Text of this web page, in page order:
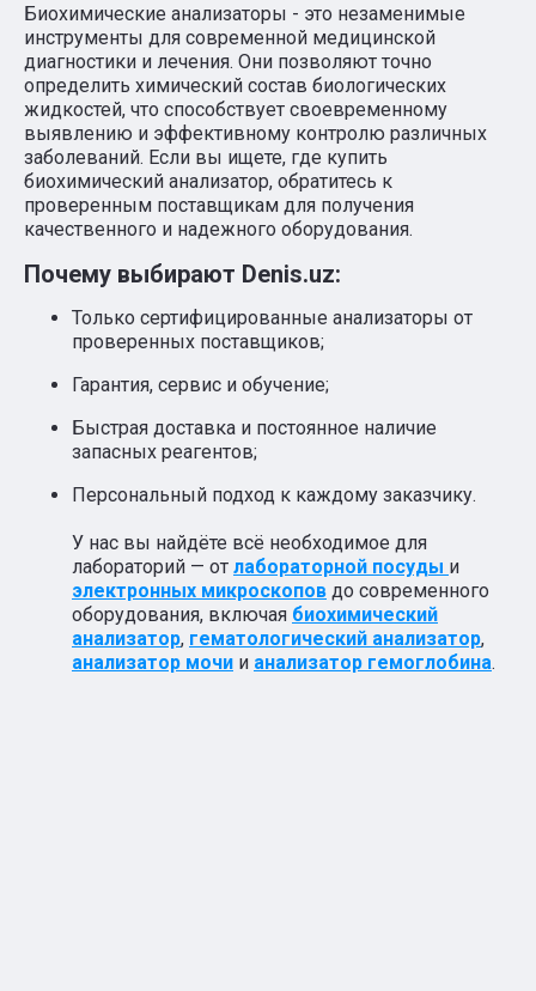
Биохимические анализаторы - это незаменимые
инструменты для современной медицинской
диагностики и лечения. Они позволяют точно
определить химический состав биологических
жидкостей, что способствует своевременному
выявлению и эффективному контролю различных
заболеваний. Если вы ищете, где купить
биохимический анализатор, обратитесь к
проверенным поставщикам для получения
качественного и надежного оборудования.
Почему выбирают Denis.uz:
Только сертифицированные анализаторы от
проверенных поставщиков;
Гарантия, сервис и обучение;
Быстрая доставка и постоянное наличие
запасных реагентов;
Персональный подход к каждому заказчику.
У нас вы найдёте всё необходимое для
лабораторий — от лабораторной посуды и
электронных микроскопов до современного
оборудования, включая биохимический
анализатор, гематологический анализатор,
анализатор мочи и анализатор гемоглобина.